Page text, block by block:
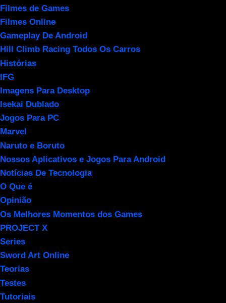
Filmes de Games
Filmes Online
Gameplay De Android
Hill Climb Racing Todos Os Carros
Histórias
IFG
Imagens Para Desktop
Isekai Dublado
Jogos Para PC
Marvel
Naruto e Boruto
Nossos Aplicativos e Jogos Para Android
Notícias De Tecnologia
O Que é
Opinião
Os Melhores Momentos dos Games
PROJECT X
Series
Sword Art Online
Teorias
Testes
Tutoriais